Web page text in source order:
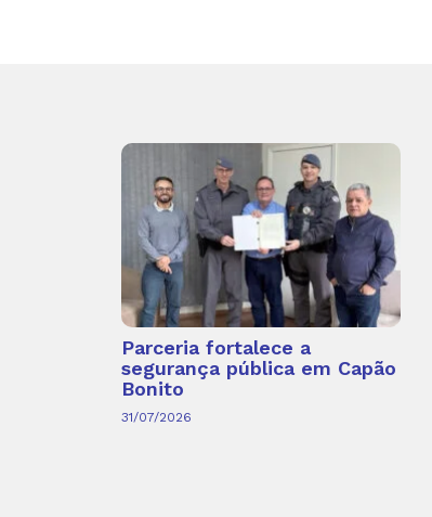
Parceria fortalece a
segurança pública em Capão
Bonito
31/07/2026